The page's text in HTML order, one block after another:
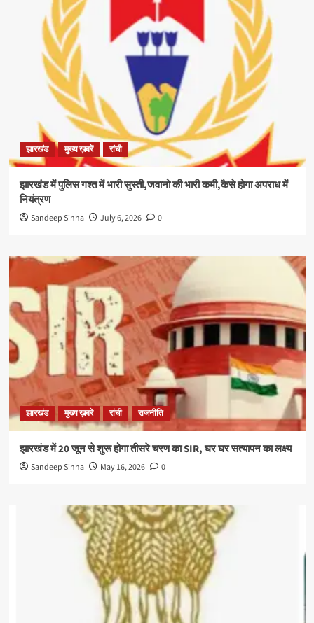
झारखंड मुख्य ख़बरें रांची
झारखंड में पुलिस गश्त में भारी सुस्ती,जवानो की भारी कमी,कैसे होगा अपराध में
नियंत्रण
Sandeep Sinha July 6, 2026 0
झारखंड मुख्य ख़बरें रांची राजनीति
झारखंड में 20 जून से शुरू होगा तीसरे चरण का SIR, घर घर सत्यापन का लक्ष्य
Sandeep Sinha May 16, 2026 0